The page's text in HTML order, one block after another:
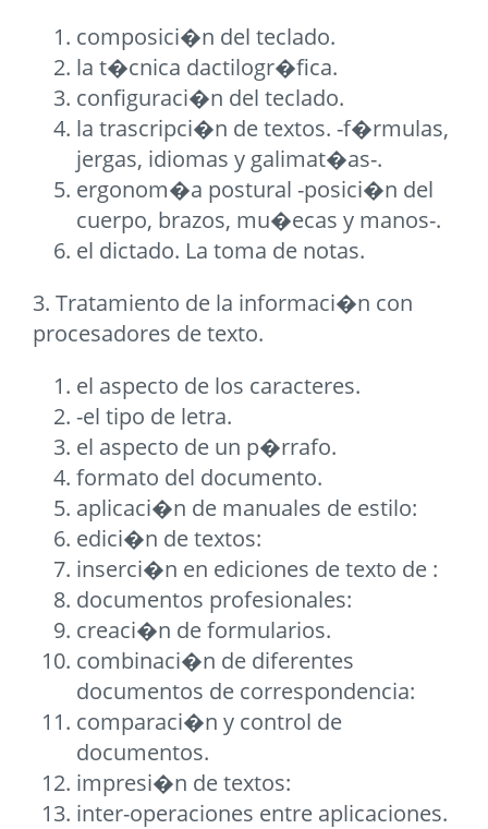
composici�n del teclado.
la t�cnica dactilogr�fica.
configuraci�n del teclado.
la trascripci�n de textos. -f�rmulas,
jergas, idiomas y galimat�as-.
ergonom�a postural -posici�n del
cuerpo, brazos, mu�ecas y manos-.
el dictado. La toma de notas.
3. Tratamiento de la informaci�n con
procesadores de texto.
el aspecto de los caracteres.
-el tipo de letra.
el aspecto de un p�rrafo.
formato del documento.
aplicaci�n de manuales de estilo:
edici�n de textos:
inserci�n en ediciones de texto de :
documentos profesionales:
creaci�n de formularios.
combinaci�n de diferentes
documentos de correspondencia:
comparaci�n y control de
documentos.
impresi�n de textos:
inter-operaciones entre aplicaciones.